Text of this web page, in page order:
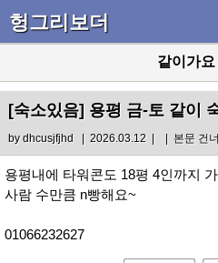
헝그리보더
같이가요
[숙소있음] 용평 금-토 같이
bydhcusjfjhd| 2026.03.12 | | 본문 건
용평내에 타워콘도 18평 4인까지
사람 수만큼 n빵해요~
01066232627